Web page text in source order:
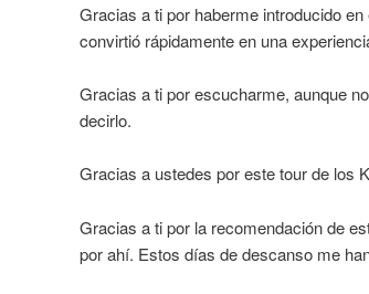
Gracias a ti por haberme introducido
convirtió rápidamente en una
Gracias a ti por escucharme, aunque
decirlo.
Gracias a ustedes por este tour de los
Gracias a ti por la recomendación de
por ahí. Estos días de descanso me